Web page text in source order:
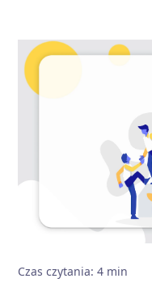
Czas czytania:4 min